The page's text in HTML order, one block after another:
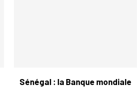
Sénégal : la Banque mondiale